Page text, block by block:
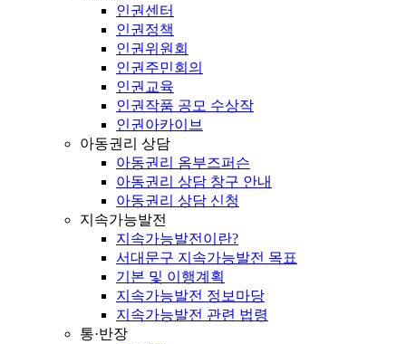
인권센터
인권정책
인권위원회
인권주민회의
인권교육
인권작품 공모 수상작
인권아카이브
아동권리 상담
아동권리 옴부즈퍼슨
아동권리 상담 창구 안내
아동권리 상담 신청
지속가능발전
지속가능발전이란?
서대문구 지속가능발전 목표
기본 및 이행계획
지속가능발전 정보마당
지속가능발전 관련 법령
통·반장